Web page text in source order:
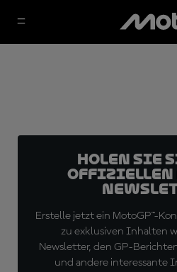
Holen Sie
offiziellen
Erstelle jetzt ein MotoGP™-
zu exklusiven Inhalten
Newsletter, den GP-
und andere interessante